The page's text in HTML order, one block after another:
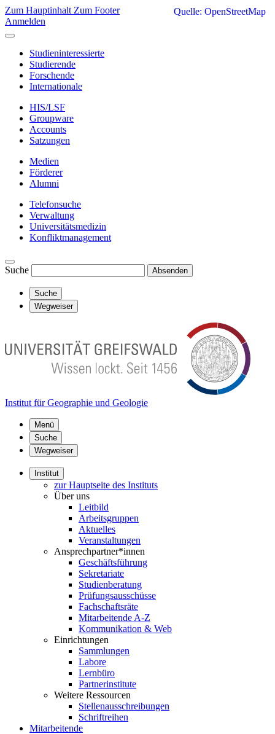
Zum Hauptinhalt Zum Footer
Anmelden
Studieninteressierte
Studierende
Forschende
Internationale
HIS/LSF
Groupware
Accounts
Satzungen
Medien
Förderer
Alumni
Telefonsuche
Verwaltung
Universitätsmedizin
Konfliktmanagement
Suche Absenden
Suche
Wegweiser
Institut für Geographie und Geologie
Menü
Suche
Wegweiser
Institut
zur Hauptseite des Instituts
Über uns
Leitbild
Arbeitsgruppen
Aktuelles
Veranstaltungen
Ansprechpartner*innen
Geschäftsführung
Sekretariate
Studienberatung
Prüfungsausschüsse
Fachschaftsräte
Mitarbeitende A-Z
Kommunikation & Web
Einrichtungen
Sammlungen
Labore
Lernbüro
Partnerinstitute
Weitere Ressourcen
Stellenausschreibungen
Schriftreihen
Mitarbeitende
Quelle: OpenStreetMap